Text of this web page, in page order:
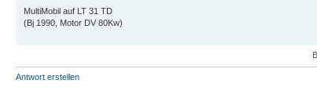
MultiMobil auf LT 31 TD
(Bj 1990, Motor DV 80Kw)
Antwort erstellen